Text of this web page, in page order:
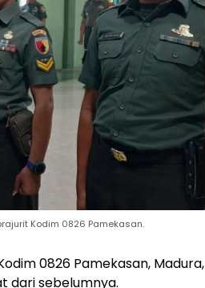
Kodim 0826 Pamekasan.
0826 Pamekasan, Madura,
dari sebelumnya.